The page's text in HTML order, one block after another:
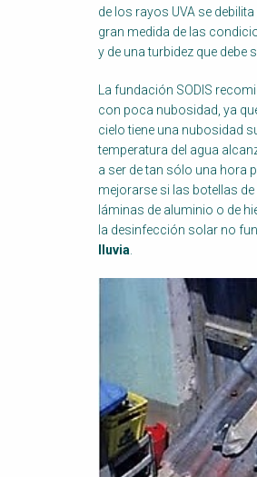
de los rayos UVA se
gran medida de las
y de una turbidez que debe
La fundación SODIS
con poca nubosidad, ya
cielo tiene una nubosidad
temperatura del agua
a ser de tan sólo una hora
mejorarse si las botellas
láminas de aluminio o de
la desinfección solar no
lluvia